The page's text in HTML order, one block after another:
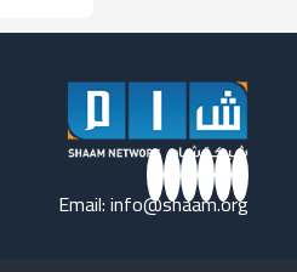
Email:info@shaam.org